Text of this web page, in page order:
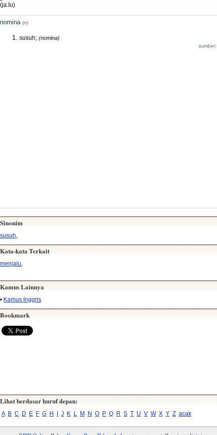
(ja.lu)
nomina (n)
susuh; (nomina)
Sinonim
susuh
Kata-kata Terkait
menjalu,
Kamus Lainnya
• Kamus Inggris
Bookmark
Lihat berdasar huruf depan:
A B C D E F G H I J K L M N O P Q R S T U V W X Y Z acak